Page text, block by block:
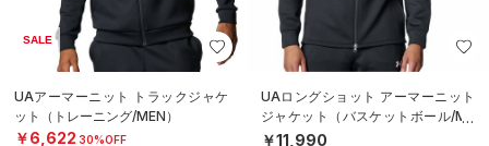
SALE
UAアーマーニット トラックジャケ
ット（トレーニング/MEN）
￥6,622 30%OFF
UAロングショット アーマーニット
ジャケット（バスケットボール/ME
N）
￥11,990